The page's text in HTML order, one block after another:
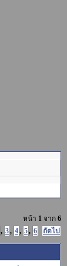
หน้า 1 จาก 6
, 3, 4, 5, 6 ถัดไป